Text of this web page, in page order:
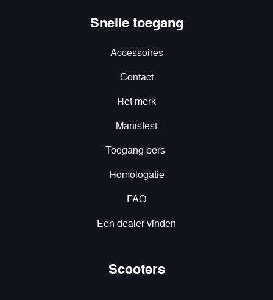
Snelle toegang
Accessoires
Contact
Het merk
Manisfest
Toegang pers
Homologatie
FAQ
Een dealer vinden
Scooters